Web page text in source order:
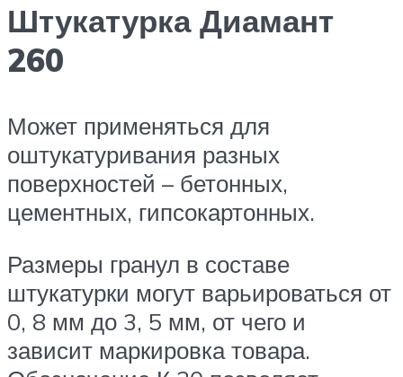
Штукатурка Диамант
260
Может применяться для
оштукатуривания разных
поверхностей – бетонных,
цементных, гипсокартонных.
Размеры гранул в составе
штукатурки могут варьироваться от
0, 8 мм до 3, 5 мм, от чего и
зависит маркировка товара.